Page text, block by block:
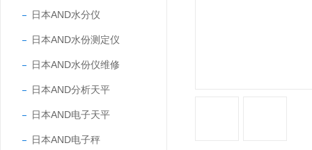
日本AND水分仪
日本AND水份测定仪
日本AND水份仪维修
日本AND分析天平
日本AND电子天平
日本AND电子秤